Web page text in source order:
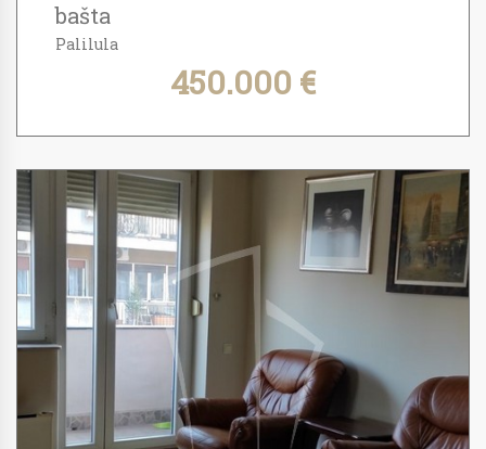
bašta
Palilula
450.000 €